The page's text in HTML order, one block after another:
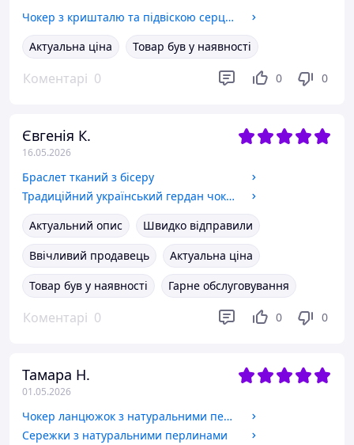
Чокер з кришталю та підвіскою серцем
Актуальна ціна
Товар був у наявності
Коментарі 0 0 0
Євгенія К.
16.05.2026
Браслет тканий з бісеру
Традиційний український гердан чокер з бісеру
Актуальний опис
Швидко відправили
Ввічливий продавець
Актуальна ціна
Товар був у наявності
Гарне обслуговування
Коментарі 0 0 0
Тамара Н.
01.05.2026
Чокер ланцюжок з натуральними перлинами та довгою підвіскою
Сережки з натуральними перлинами